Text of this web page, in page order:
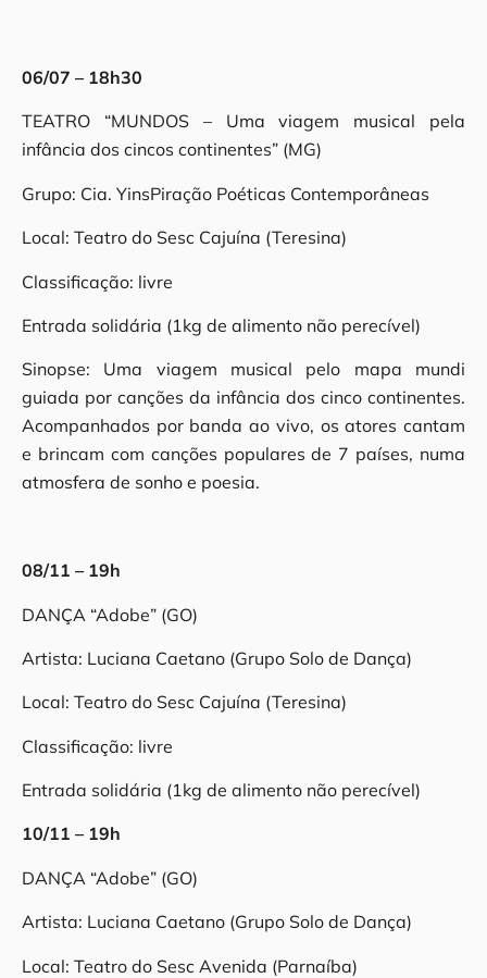
06/07 – 18h30
TEATRO “MUNDOS – Uma viagem musical pela
infância dos cincos continentes” (MG)
Grupo: Cia. YinsPiração Poéticas Contemporâneas
Local: Teatro do Sesc Cajuína (Teresina)
Classificação: livre
Entrada solidária (1kg de alimento não perecível)
Sinopse: Uma viagem musical pelo mapa mundi
guiada por canções da infância dos cinco continentes.
Acompanhados por banda ao vivo, os atores cantam
e brincam com canções populares de 7 países, numa
atmosfera de sonho e poesia.
08/11 – 19h
DANÇA “Adobe” (GO)
Artista: Luciana Caetano (Grupo Solo de Dança)
Local: Teatro do Sesc Cajuína (Teresina)
Classificação: livre
Entrada solidária (1kg de alimento não perecível)
10/11 – 19h
DANÇA “Adobe” (GO)
Artista: Luciana Caetano (Grupo Solo de Dança)
Local: Teatro do Sesc Avenida (Parnaíba)